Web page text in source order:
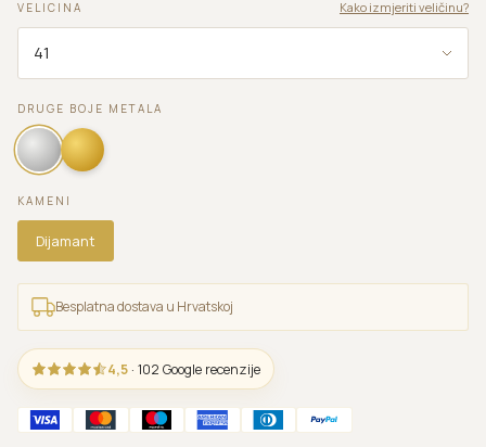
VELICINA Kako izmjeriti veličinu?
DRUGE BOJE METALA
KAMENI
Dijamant
Besplatna dostava u Hrvatskoj
4,5 · 102 Google recenzije